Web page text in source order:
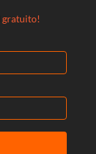
gratuito!